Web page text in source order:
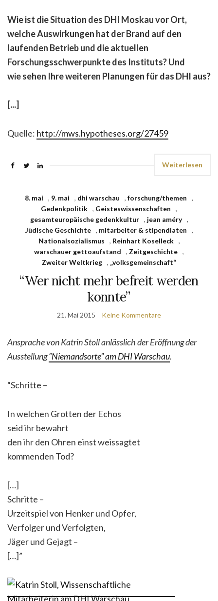
Wie ist die Situation des DHI Moskau vor Ort,
welche Auswirkungen hat der Brand auf den
laufenden Betrieb und die aktuellen
Forschungsschwerpunkte des Instituts? Und
wie sehen Ihre weiteren Planungen für das DHI aus?
[...]
Quelle: http://mws.hypotheses.org/27459
Weiterlesen
8. mai , 9. mai , dhi warschau , forschung/themen
,
Gedenkpolitik , Geisteswissenschaften
,
gesamteuropäische gedenkkultur
, jean améry
,
Jüdische Geschichte
, mitarbeiter & stipendiaten
,
Nationalsozialismus
, Reinhart Koselleck
,
warschauer gettoaufstand
, Zeitgeschichte ,
Zweiter Weltkrieg , „volksgemeinschaft“
“Wer nicht mehr befreit werden
konnte”
21. Mai 2015 Keine Kommentare
Ansprache von Katrin Stoll anlässlich der Eröffnung der
Ausstellung“Niemandsorte” am DHI Warschau.
“Schritte –
In welchen Grotten der Echos
seid ihr bewahrt
den ihr den Ohren einst weissagtet
kommenden Tod?
[…]
Schritte –
Urzeitspiel von Henker und Opfer,
Verfolger und Verfolgten,
Jäger und Gejagt –
[…]”